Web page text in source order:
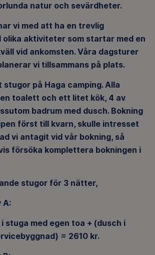
natur och sevärdheter.
vi med att ha en trevlig
olika aktiviteter som startar med en
vid ankomsten. Våra dagsturer
vi tillsammans på plats.
på Haga camping. Alla
toalett och ett litet kök, 4 av
badrum med dusch. Bokning
först till kvarn, skulle intresset
vi antagit vid vår bokning, så
försöka komplettera bokningen i
stugor för 3 nätter,
A:
stuga med egen toa + (dusch i
= 2610 kr.